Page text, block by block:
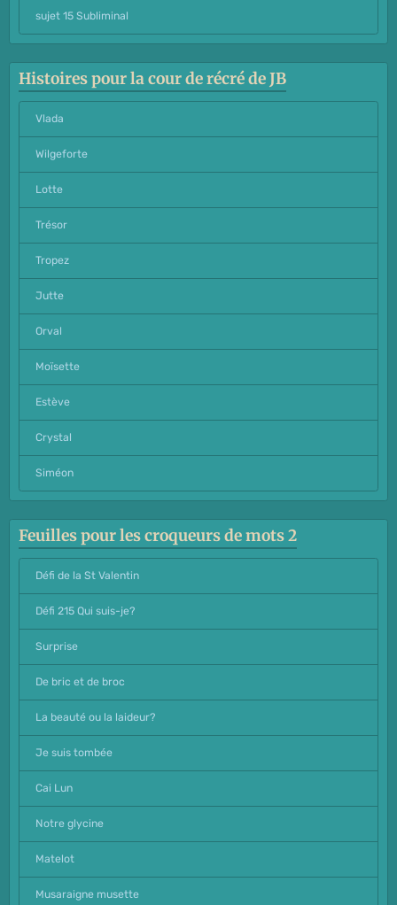
sujet 15 Subliminal
Histoires pour la cour de récré de JB
Vlada
Wilgeforte
Lotte
Trésor
Tropez
Jutte
Orval
Moïsette
Estève
Crystal
Siméon
Feuilles pour les croqueurs de mots 2
Défi de la St Valentin
Défi 215 Qui suis-je?
Surprise
De bric et de broc
La beauté ou la laideur?
Je suis tombée
Cai Lun
Notre glycine
Matelot
Musaraigne musette